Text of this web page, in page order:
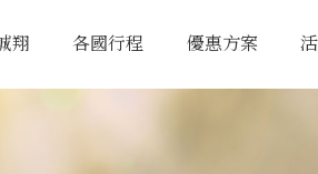
翔 各國行程 優惠方案